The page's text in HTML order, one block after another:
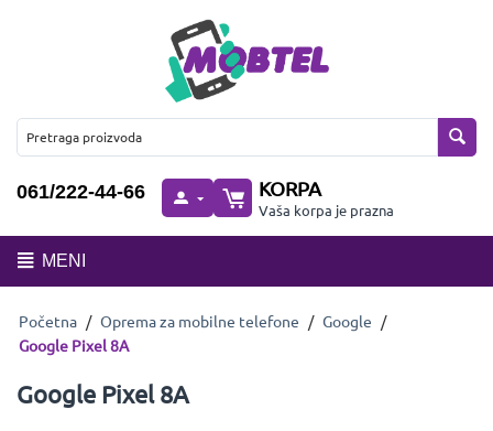
061/222-44-66 KORPA
Vaša korpa je prazna
MENI
Početna / Oprema za mobilne telefone / Google /
Google Pixel 8A
Google Pixel 8A